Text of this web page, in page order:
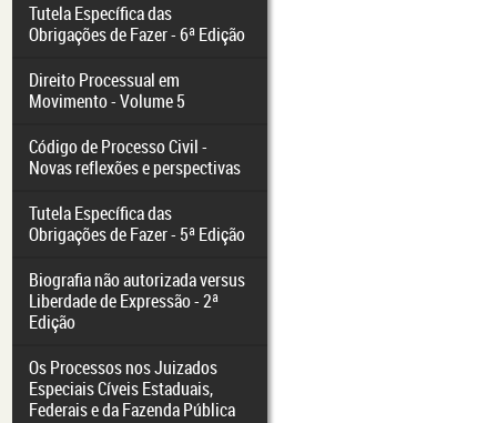
Tutela Específica das
Obrigações de Fazer - 6ª Edição
Direito Processual em
Movimento - Volume 5
Código de Processo Civil -
Novas reflexões e perspectivas
Tutela Específica das
Obrigações de Fazer - 5ª Edição
Biografia não autorizada versus
Liberdade de Expressão - 2ª
Edição
Os Processos nos Juizados
Especiais Cíveis Estaduais,
Federais e da Fazenda Pública